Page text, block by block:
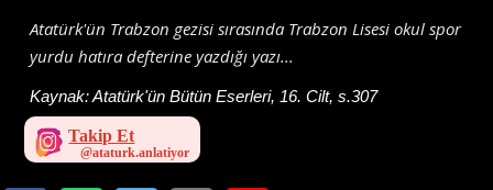
Atatürk'ün Trabzon gezisi sırasında Trabzon Lisesi okul spor
yurdu hatıra defterine yazdığı yazı...
Kaynak:Atatürk'ün Bütün Eserleri, 16. Cilt, s.307
Takip Et